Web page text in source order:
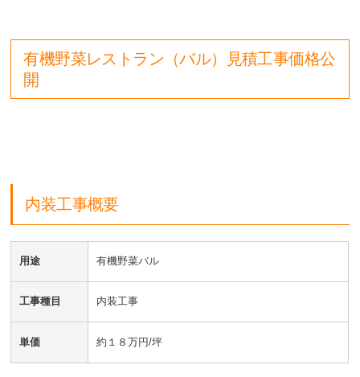
有機野菜レストラン（バル）見積工事価格公
開
内装工事概要
用途 有機野菜バル
工事種目 内装工事
単価 約１８万円/坪